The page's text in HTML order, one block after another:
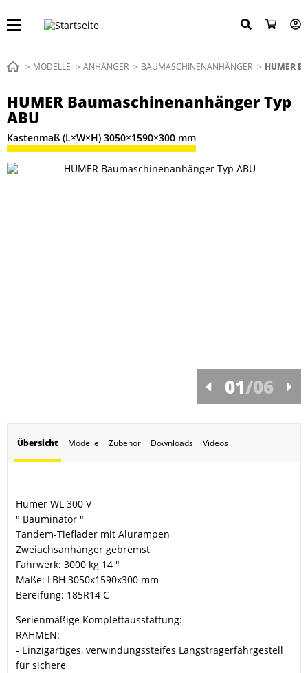
zum
Inhalt
MODELLE ANHÄNGER BAUMASCHINENANHÄNGER AKTUELL:
HUMER
HUMER Baumaschinenanhänger Typ
ABU
Kastenmaß (L×W×H) 3050×1590×300 mm
01/06
Übersicht Modelle Zubehör Downloads Videos
Humer WL 300 V
" Bauminator "
Tandem-Tieflader mit Alurampen
Zweiachsanhänger gebremst
Fahrwerk: 3000 kg 14 "
Maße: LBH 3050x1590x300 mm
Bereifung: 185R14 C
Serienmäßige Komplettausstattung:
RAHMEN:
- Einzigartiges, verwindungssteifes Längsträgerfahrgestell
für sichere